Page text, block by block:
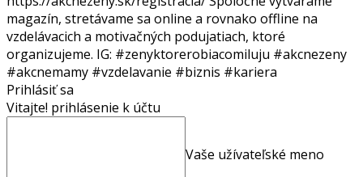
magazín, stretávame sa online a rovnako offline na
vzdelávacich a motivačných podujatiach, ktoré
organizujeme. IG: #zenyktorerobiacomiluju #akcnezeny
#akcnemamy #vzdelavanie #biznis #kariera
Prihlásiť sa
Vitajte! prihlásenie k účtu
Vaše užívateľské meno